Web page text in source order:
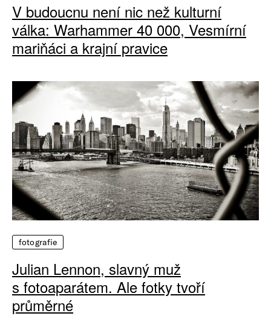
V budoucnu není nic než kulturní
válka: Warhammer 40 000, Vesmírní
mariňáci a krajní pravice
fotografie
Julian Lennon, slavný muž
s fotoaparátem. Ale fotky tvoří
průměrné